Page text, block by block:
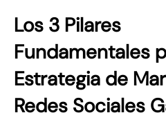
Los 3 Pilares
Fundamentales
Estrategia de
Redes Sociales